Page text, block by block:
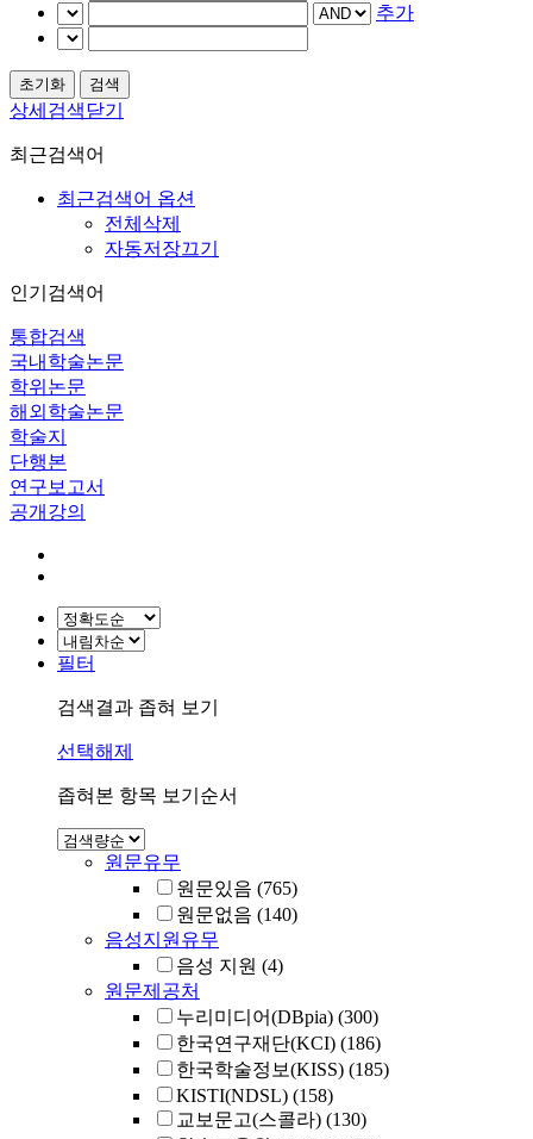
추가
상세검색닫기
최근검색어
최근검색어 옵션
전체삭제
자동저장끄기
인기검색어
통합검색
국내학술논문
학위논문
해외학술논문
학술지
단행본
연구보고서
공개강의
필터
검색결과 좁혀 보기
선택해제
좁혀본 항목 보기순서
원문유무
원문있음 (765)
원문없음 (140)
음성지원유무
음성 지원 (4)
원문제공처
누리미디어(DBpia) (300)
한국연구재단(KCI) (186)
한국학술정보(KISS) (185)
KISTI(NDSL) (158)
교보문고(스콜라) (130)